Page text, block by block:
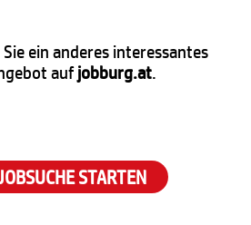
ein anderes interessantes
aufjobburg.at.
STARTEN